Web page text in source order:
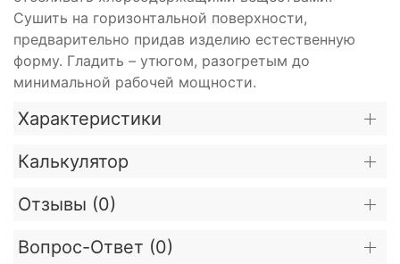
Сушить на горизонтальной поверхности,
предварительно придав изделию естественную
форму. Гладить – утюгом, разогретым до
минимальной рабочей мощности.
Характеристики
Калькулятор
Отзывы (0)
Вопрос-Ответ (0)